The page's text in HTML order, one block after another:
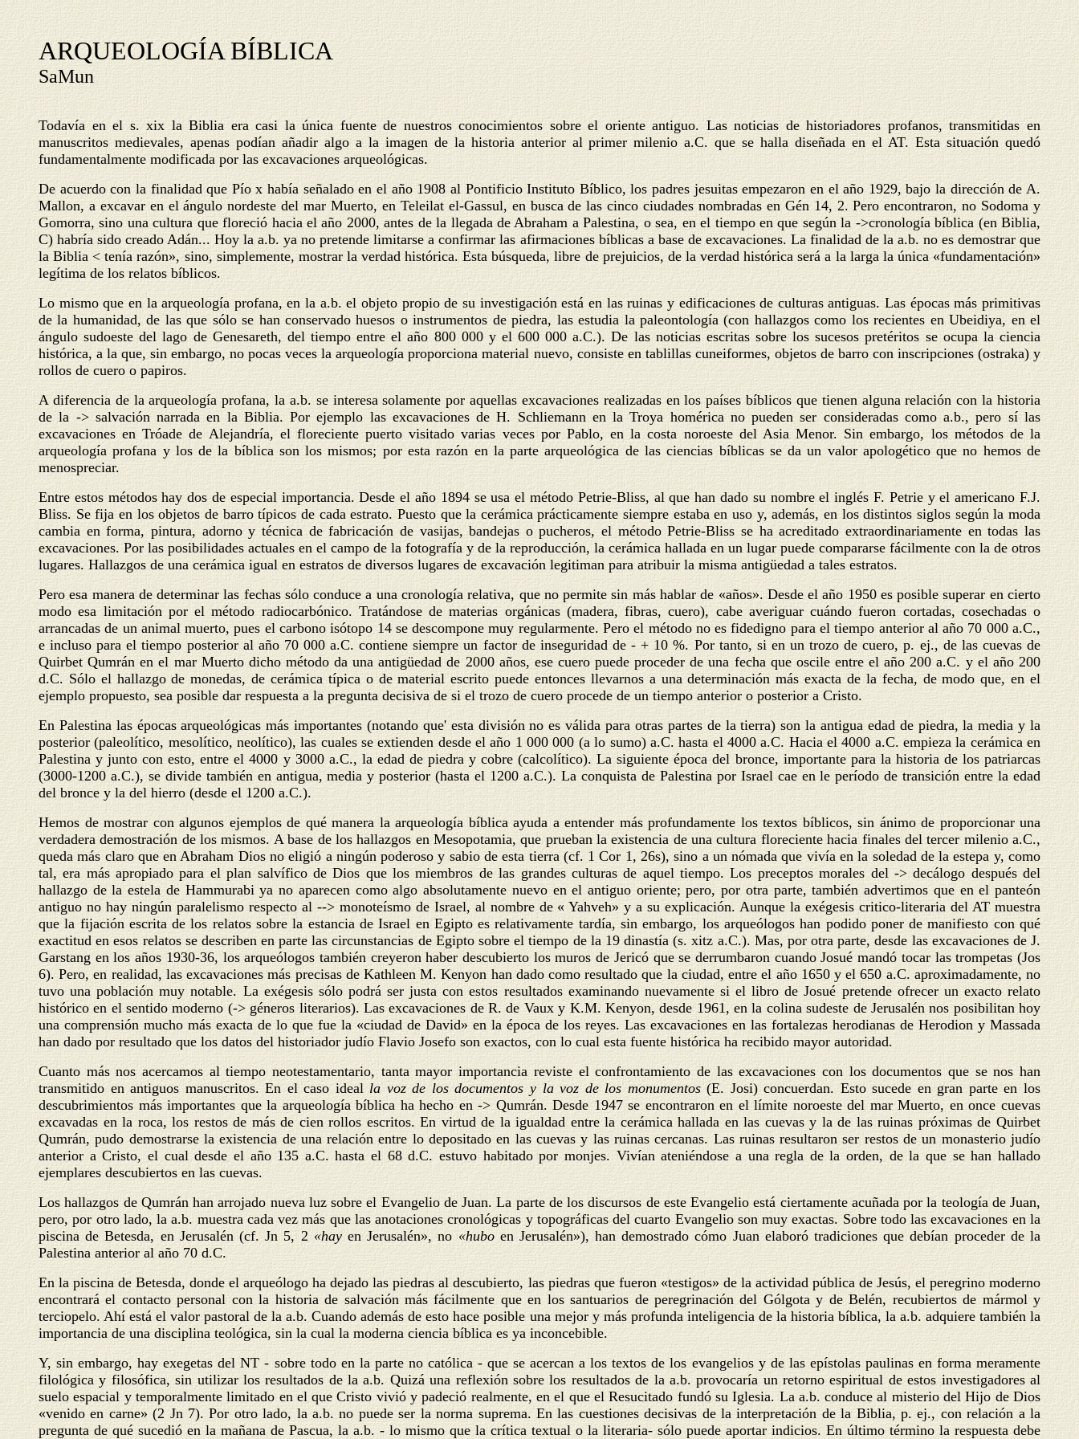
ARQUEOLOGÍA BÍBLICA
SaMun
Todavía en el s. xix la Biblia era casi la única fuente de nuestros conocimientos sobre el oriente antiguo. Las noticias de historiadores profanos, transmitidas en
manuscritos medievales, apenas podían añadir algo a la imagen de la historia anterior al primer milenio a.C. que se halla diseñada en el AT. Esta situación quedó
fundamentalmente modificada por las excavaciones arqueológicas.
De acuerdo con la finalidad que Pío x había señalado en el año 1908 al Pontificio Instituto Bíblico, los padres jesuitas empezaron en el año 1929, bajo la dirección de A.
Mallon, a excavar en el ángulo nordeste del mar Muerto, en Teleilat el-Gassul, en busca de las cinco ciudades nombradas en Gén 14, 2. Pero encontraron, no Sodoma y
Gomorra, sino una cultura que floreció hacia el año 2000, antes de la llegada de Abraham a Palestina, o sea, en el tiempo en que según la ->cronología bíblica (en Biblia,
C) habría sido creado Adán... Hoy la a.b. ya no pretende limitarse a confirmar las afirmaciones bíblicas a base de excavaciones. La finalidad de la a.b. no es demostrar que
la Biblia < tenía razón», sino, simplemente, mostrar la verdad histórica. Esta búsqueda, libre de prejuicios, de la verdad histórica será a la larga la única «fundamentación»
legítima de los relatos bíblicos.
Lo mismo que en la arqueología profana, en la a.b. el objeto propio de su investigación está en las ruinas y edificaciones de culturas antiguas. Las épocas más primitivas
de la humanidad, de las que sólo se han conservado huesos o instrumentos de piedra, las estudia la paleontología (con hallazgos como los recientes en Ubeidiya, en el
ángulo sudoeste del lago de Genesareth, del tiempo entre el año 800 000 y el 600 000 a.C.). De las noticias escritas sobre los sucesos pretéritos se ocupa la ciencia
histórica, a la que, sin embargo, no pocas veces la arqueología proporciona material nuevo, consiste en tablillas cuneiformes, objetos de barro con inscripciones (ostraka) y
rollos de cuero o papiros.
A diferencia de la arqueología profana, la a.b. se interesa solamente por aquellas excavaciones realizadas en los países bíblicos que tienen alguna relación con la historia
de la -> salvación narrada en la Biblia. Por ejemplo las excavaciones de H. Schliemann en la Troya homérica no pueden ser consideradas como a.b., pero sí las
excavaciones en Tróade de Alejandría, el floreciente puerto visitado varias veces por Pablo, en la costa noroeste del Asia Menor. Sin embargo, los métodos de la
arqueología profana y los de la bíblica son los mismos; por esta razón en la parte arqueológica de las ciencias bíblicas se da un valor apologético que no hemos de
menospreciar.
Entre estos métodos hay dos de especial importancia. Desde el año 1894 se usa el método Petrie-Bliss, al que han dado su nombre el inglés F. Petrie y el americano F.J.
Bliss. Se fija en los objetos de barro típicos de cada estrato. Puesto que la cerámica prácticamente siempre estaba en uso y, además, en los distintos siglos según la moda
cambia en forma, pintura, adorno y técnica de fabricación de vasijas, bandejas o pucheros, el método Petrie-Bliss se ha acreditado extraordinariamente en todas las
excavaciones. Por las posibilidades actuales en el campo de la fotografía y de la reproducción, la cerámica hallada en un lugar puede compararse fácilmente con la de otros
lugares. Hallazgos de una cerámica igual en estratos de diversos lugares de excavación legitiman para atribuir la misma antigüedad a tales estratos.
Pero esa manera de determinar las fechas sólo conduce a una cronología relativa, que no permite sin más hablar de «años». Desde el año 1950 es posible superar en cierto
modo esa limitación por el método radiocarbónico. Tratándose de materias orgánicas (madera, fibras, cuero), cabe averiguar cuándo fueron cortadas, cosechadas o
arrancadas de un animal muerto, pues el carbono isótopo 14 se descompone muy regularmente. Pero el método no es fidedigno para el tiempo anterior al año 70 000 a.C.,
e incluso para el tiempo posterior al año 70 000 a.C. contiene siempre un factor de inseguridad de - + 10 %. Por tanto, si en un trozo de cuero, p. ej., de las cuevas de
Quirbet Qumrán en el mar Muerto dicho método da una antigüedad de 2000 años, ese cuero puede proceder de una fecha que oscile entre el año 200 a.C. y el año 200
d.C. Sólo el hallazgo de monedas, de cerámica típica o de material escrito puede entonces llevarnos a una determinación más exacta de la fecha, de modo que, en el
ejemplo propuesto, sea posible dar respuesta a la pregunta decisiva de si el trozo de cuero procede de un tiempo anterior o posterior a Cristo.
En Palestina las épocas arqueológicas más importantes (notando que' esta división no es válida para otras partes de la tierra) son la antigua edad de piedra, la media y la
posterior (paleolítico, mesolítico, neolítico), las cuales se extienden desde el año 1 000 000 (a lo sumo) a.C. hasta el 4000 a.C. Hacia el 4000 a.C. empieza la cerámica en
Palestina y junto con esto, entre el 4000 y 3000 a.C., la edad de piedra y cobre (calcolítico). La siguiente época del bronce, importante para la historia de los patriarcas
(3000-1200 a.C.), se divide también en antigua, media y posterior (hasta el 1200 a.C.). La conquista de Palestina por Israel cae en le período de transición entre la edad
del bronce y la del hierro (desde el 1200 a.C.).
Hemos de mostrar con algunos ejemplos de qué manera la arqueología bíblica ayuda a entender más profundamente los textos bíblicos, sin ánimo de proporcionar una
verdadera demostración de los mismos. A base de los hallazgos en Mesopotamia, que prueban la existencia de una cultura floreciente hacia finales del tercer milenio a.C.,
queda más claro que en Abraham Dios no eligió a ningún poderoso y sabio de esta tierra (cf. 1 Cor 1, 26s), sino a un nómada que vivía en la soledad de la estepa y, como
tal, era más apropiado para el plan salvífico de Dios que los miembros de las grandes culturas de aquel tiempo. Los preceptos morales del -> decálogo después del
hallazgo de la estela de Hammurabi ya no aparecen como algo absolutamente nuevo en el antiguo oriente; pero, por otra parte, también advertimos que en el panteón
antiguo no hay ningún paralelismo respecto al --> monoteísmo de Israel, al nombre de « Yahveh» y a su explicación. Aunque la exégesis critico-literaria del AT muestra
que la fijación escrita de los relatos sobre la estancia de Israel en Egipto es relativamente tardía, sin embargo, los arqueólogos han podido poner de manifiesto con qué
exactitud en esos relatos se describen en parte las circunstancias de Egipto sobre el tiempo de la 19 dinastía (s. xitz a.C.). Mas, por otra parte, desde las excavaciones de J.
Garstang en los años 1930-36, los arqueólogos también creyeron haber descubierto los muros de Jericó que se derrumbaron cuando Josué mandó tocar las trompetas (Jos
6). Pero, en realidad, las excavaciones más precisas de Kathleen M. Kenyon han dado como resultado que la ciudad, entre el año 1650 y el 650 a.C. aproximadamente, no
tuvo una población muy notable. La exégesis sólo podrá ser justa con estos resultados examinando nuevamente si el libro de Josué pretende ofrecer un exacto relato
histórico en el sentido moderno (-> géneros literarios). Las excavaciones de R. de Vaux y K.M. Kenyon, desde 1961, en la colina sudeste de Jerusalén nos posibilitan hoy
una comprensión mucho más exacta de lo que fue la «ciudad de David» en la época de los reyes. Las excavaciones en las fortalezas herodianas de Herodion y Massada
han dado por resultado que los datos del historiador judío Flavio Josefo son exactos, con lo cual esta fuente histórica ha recibido mayor autoridad.
Cuanto más nos acercamos al tiempo neotestamentario, tanta mayor importancia reviste el confrontamiento de las excavaciones con los documentos que se nos han
transmitido en antiguos manuscritos. En el caso ideal la voz de los documentos y la voz de los monumentos(E. Josi) concuerdan. Esto sucede en gran parte en los
descubrimientos más importantes que la arqueología bíblica ha hecho en -> Qumrán. Desde 1947 se encontraron en el límite noroeste del mar Muerto, en once cuevas
excavadas en la roca, los restos de más de cien rollos escritos. En virtud de la igualdad entre la cerámica hallada en las cuevas y la de las ruinas próximas de Quirbet
Qumrán, pudo demostrarse la existencia de una relación entre lo depositado en las cuevas y las ruinas cercanas. Las ruinas resultaron ser restos de un monasterio judío
anterior a Cristo, el cual desde el año 135 a.C. hasta el 68 d.C. estuvo habitado por monjes. Vivían ateniéndose a una regla de la orden, de la que se han hallado
ejemplares descubiertos en las cuevas.
Los hallazgos de Qumrán han arrojado nueva luz sobre el Evangelio de Juan. La parte de los discursos de este Evangelio está ciertamente acuñada por la teología de Juan,
pero, por otro lado, la a.b. muestra cada vez más que las anotaciones cronológicas y topográficas del cuarto Evangelio son muy exactas. Sobre todo las excavaciones en la
piscina de Betesda, en Jerusalén (cf. Jn 5, 2 «hay en Jerusalén», no «hubo en Jerusalén»), han demostrado cómo Juan elaboró tradiciones que debían proceder de la
Palestina anterior al año 70 d.C.
En la piscina de Betesda, donde el arqueólogo ha dejado las piedras al descubierto, las piedras que fueron «testigos» de la actividad pública de Jesús, el peregrino moderno
encontrará el contacto personal con la historia de salvación más fácilmente que en los santuarios de peregrinación del Gólgota y de Belén, recubiertos de mármol y
terciopelo. Ahí está el valor pastoral de la a.b. Cuando además de esto hace posible una mejor y más profunda inteligencia de la historia bíblica, la a.b. adquiere también la
importancia de una disciplina teológica, sin la cual la moderna ciencia bíblica es ya inconcebible.
Y, sin embargo, hay exegetas del NT - sobre todo en la parte no católica - que se acercan a los textos de los evangelios y de las epístolas paulinas en forma meramente
filológica y filosófica, sin utilizar los resultados de la a.b. Quizá una reflexión sobre los resultados de la a.b. provocaría un retorno espiritual de estos investigadores al
suelo espacial y temporalmente limitado en el que Cristo vivió y padeció realmente, en el que el Resucitado fundó su Iglesia. La a.b. conduce al misterio del Hijo de Dios
«venido en carne» (2 Jn 7). Por otro lado, la a.b. no puede ser la norma suprema. En las cuestiones decisivas de la interpretación de la Biblia, p. ej., con relación a la
pregunta de qué sucedió en la mañana de Pascua, la a.b. - lo mismo que la crítica textual o la literaria- sólo puede aportar indicios. En último término la respuesta debe